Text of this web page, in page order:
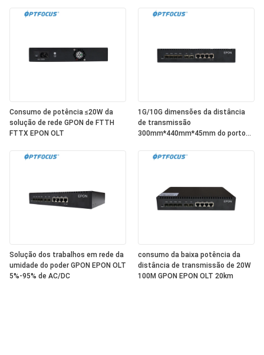
Consumo de potência ≤20W da
solução de rede GPON de FTTH
FTTX EPON OLT
1G/10G dimensões da distância
de transmissão
300mm*440mm*45mm do porto
Solução dos trabalhos em rede da
umidade do poder GPON EPON OLT
5%-95% de AC/DC
consumo da baixa potência da
distância de transmissão de 20W
100M GPON EPON OLT 20km